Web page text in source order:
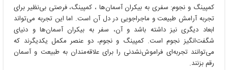
کمپینگ و نجوم: سفری به بیکران آسمان‌ها ، کمپینگ، فرصتی بی‌نظیر برای
تجربه آرامش طبیعت و ماجراجویی در دل آن است. اما این تجربه می‌تواند
ابعاد دیگری نیز داشته باشد و آن، سفر به بیکران آسمان‌ها و دنیای
شگفت‌انگیز نجوم است. کمپینگ و نجوم، دو عنصر مکمل یکدیگرند که
می‌توانند تجربه‌ای فراموش‌نشدنی را برای علاقه‌مندان به طبیعت و آسمان
رقم بزنند.